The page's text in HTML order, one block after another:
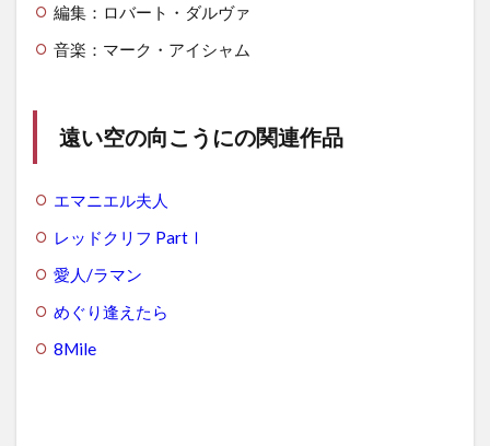
編集：ロバート・ダルヴァ
音楽：マーク・アイシャム
遠い空の向こうにの関連作品
エマニエル夫人
レッドクリフ PartⅠ
愛人/ラマン
めぐり逢えたら
8Mile